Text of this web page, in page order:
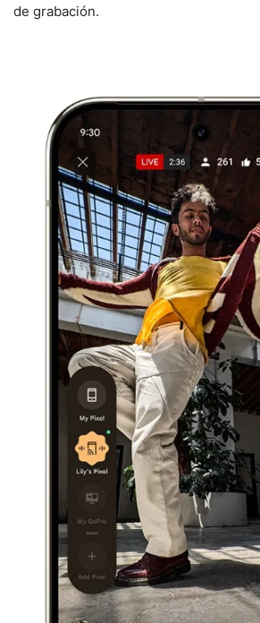
de grabación.